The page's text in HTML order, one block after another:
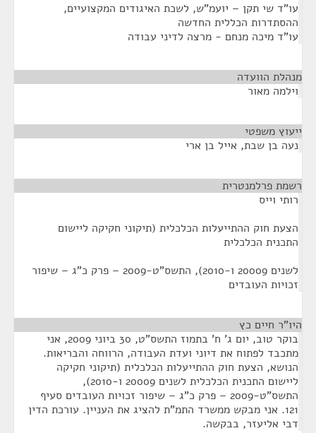
עו"ד שי תקן – יועמ"ש, לשכת האיגודים המקצועיים,
ההסתדרות הכללית החדשה
עו"ד מיכה מנחם - מרצה לדיני עבודה
מנהלת הוועדה
וילמה מאור
ייעוץ משפטי
נעה בן שבת, אייל בן ארי
רשמת פרלמנטרית
רותי וייס
הצעת חוק ההתייעלות הכלכלית (תיקוני חקיקה ליישום
התכנית הכלכלית
לשנים 20009 ו-2010), התשס"ט-2009 – פרק כ"ג – שיפור
זכויות העובדים
היו"ר חיים כץ
בוקר טוב, יום ג' ח' בתמוז התשס"ט, 30 ביוני 2009, אני
מתכבד לפתוח את דיוני ועדת העבודה, הרווחה והבריאות.
הנושא, הצעת חוק ההתייעלות הכלכלית (תיקוני חקיקה
ליישום התכנית הכלכלית לשנים 20009 ו-2010),
התשס"ט-2009 – פרק כ"ג – שיפור זכויות העובדים סעיף
121. אני מבקש ממשרד התמ"ת להציג את העניין. עורכת הדין
דבי אליעזר, בבקשה.